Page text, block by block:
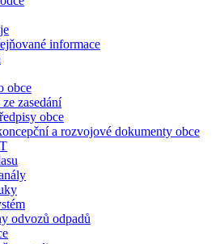
informace
obce
zasedání
obce
a rozvojové dokumenty obce
odvozů odpadů